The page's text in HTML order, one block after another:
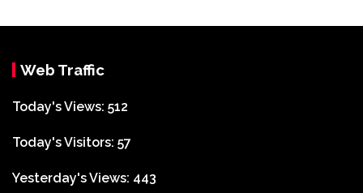
Web Traffic
Today's Views: 512
Today's Visitors: 57
Yesterday's Views: 443